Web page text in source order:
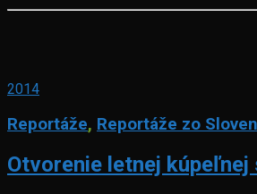
2014
Reportáže, Reportáže zo
Otvorenie letnej